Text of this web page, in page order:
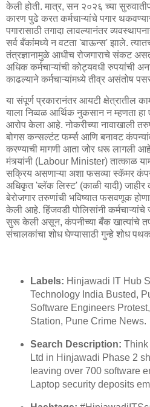
केली होती. मात्र, सन २०२६ च्या
कारण पुढे करत कर्मचाऱ्यांचे पगार
पगारासाठी तगादा लावल्यानंतर
सर्व बँकांमध्ये न वटता 'बाऊन्स' झाले.
तंत्रज्ञानामुळे आधीच रोजगाराचे संकट
अधिक कर्मचाऱ्यांची कोट्यवधी रुपयांची
काढल्याने कर्मचाऱ्यांमध्ये तीव्र असंतोष
या संपूर्ण प्रकारानंतर आयटी क्षेत्रातील
याला निव्वळ आर्थिक नुकसान न म्हणता
आरोप केला आहे. नोकरीच्या नावाखाली
बोगस कन्सल्टंट फर्म्स आणि बनावट
करण्याची मागणी आता जोर धरू लागली
मंत्र्यांनी (Labour Minister) तात्काळ
सक्रिय असणाऱ्या अशा फसव्या स्कॅमर
अधिकृत 'ब्लॅक लिस्ट' (काळी यादी)
बेरोजगार तरुणांची भविष्यात फसवणूक
केली आहे. हिंजवडी पोलिसांनी कर्मचाऱ्यांचे
सुरू केली असून, कंपनीच्या बँक खात्यांचे
संचालकांचा शोध घेण्यासाठी गुन्हे शोध
Labels: Hinjawadi IT Hub
Technology India Busted,
Software Engineers
Station, Pune Crime News.
Search Description: Think
Ltd in Hinjawadi Phase 2
leaving over 700 software
Laptop security deposits